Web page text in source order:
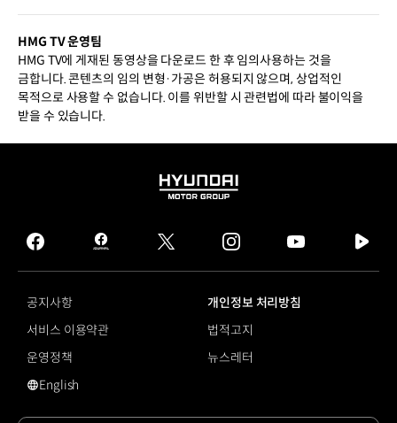
HMG TV 운영팀
HMG TV에 게재된 동영상을 다운로드 한 후 임의사용하는 것을
금합니다. 콘텐츠의 임의 변형·가공은 허용되지 않으며, 상업적인
목적으로 사용할 수 없습니다. 이를 위반할 시 관련법에 따라 불이익을
받을 수 있습니다.
HYUNDAI
GROUP
facebook
hmg
journal
twitter instagram
tv
공지사항
개인정보 처리방침
서비스 이용약관
법적고지
운영정책
뉴스레터
영문 사이트로 이동
English